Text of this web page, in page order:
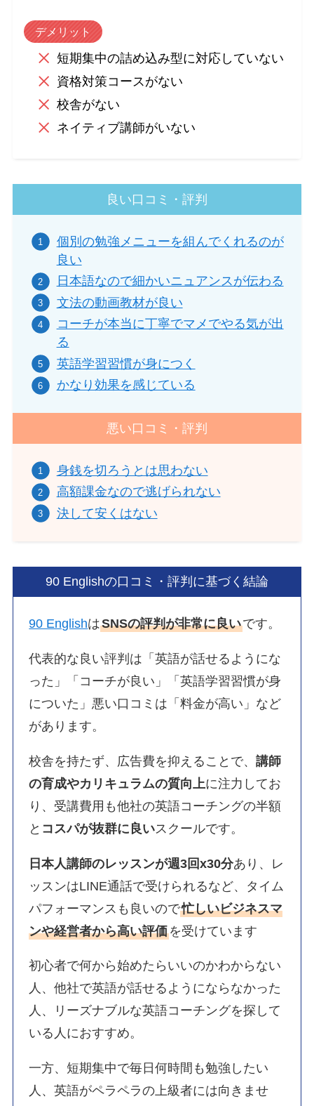
デメリット
短期集中の詰め込み型に対応していない
資格対策コースがない
校舎がない
ネイティブ講師がいない
良い口コミ・評判
個別の勉強メニューを組んでくれるのが
良い
日本語なので細かいニュアンスが伝わる
文法の動画教材が良い
コーチが本当に丁寧でマメでやる気が出
る
英語学習習慣が身につく
かなり効果を感じている
悪い口コミ・評判
身銭を切ろうとは思わない
高額課金なので逃げられない
決して安くはない
90 Englishの口コミ・評判に基づく結論
90 EnglishはSNSの評判が非常に良いです。
代表的な良い評判は「英語が話せるようにな
った」「コーチが良い」「英語学習習慣が身
についた」悪い口コミは「料金が高い」など
があります。
校舎を持たず、広告費を抑えることで、講師
の育成やカリキュラムの質向上に注力してお
り、受講費用も他社の英語コーチングの半額
と コスパが抜群に良いスクールです。
日本人講師のレッスンが週3回x30分あり、レ
ッスンはLINE通話で受けられるなど、タイム
パフォーマンスも良いので忙しいビジネスマ
ンや経営者から高い評価を受けています
初心者で何から始めたらいいのかわからない
人、他社で英語が話せるようにならなかった
人、リーズナブルな英語コーチングを探して
いる人におすすめ。
一方、短期集中で毎日何時間も勉強したい
人、英語がペラペラの上級者には向きませ